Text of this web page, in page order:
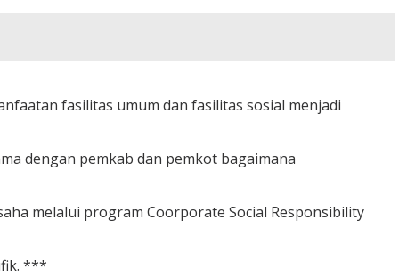
fasilitas umum dan fasilitas sosial menjadi
dengan pemkab dan pemkot bagaimana
melalui program Coorporate Social Responsibility
***